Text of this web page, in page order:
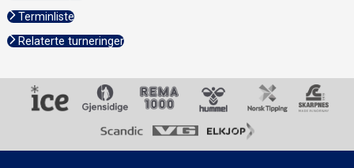
Terminliste
Relaterte turneringer